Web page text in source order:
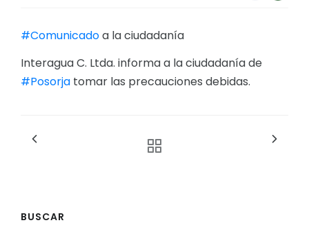
PRESUPUESTO: EJECUCIÓN Y REPORTES
Cédulas presupuestarias y balances
#Comunicadoa la ciudadanía
Interagua C. Ltda. informa a la ciudadanía de
#Posorja tomar las precauciones debidas.
BUSCAR